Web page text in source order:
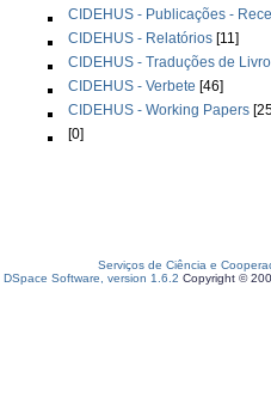
CIDEHUS - Publicações -
CIDEHUS - Relatórios [11]
CIDEHUS - Traduções de
CIDEHUS - Verbete [46]
CIDEHUS - Working Papers
[0]
Serviços de Ciência e
DSpace Software, version 1.6.2 Copyright ©